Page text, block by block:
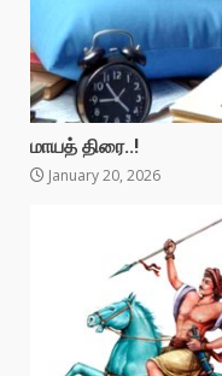
மாயத் திரை..!
January 20, 2026